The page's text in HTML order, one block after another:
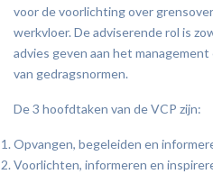
voor de voorlichting over
werkvloer. De adviserende rol is
advies geven aan het
van gedragsnormen.
De 3 hoofdtaken van de VCP zijn:
Opvangen, begeleiden en
Voorlichten, informeren en